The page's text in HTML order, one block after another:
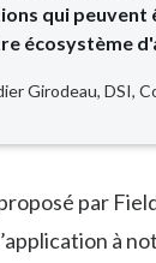
qui peuvent
écosystème
Girodeau, DSI,
proposé par
à